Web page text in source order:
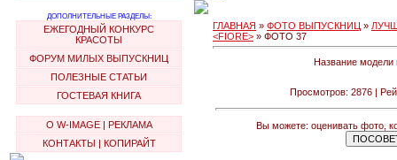
ДОПОЛНИТЕЛЬНЫЕ РАЗДЕЛЫ:
ЕЖЕГОДНЫЙ КОНКУРС
КРАСОТЫ
ФОРУМ МИЛЫХ ВЫПУСКНИЦ
ПОЛЕЗНЫЕ СТАТЬИ
ГОСТЕВАЯ КНИГА
О W-IMAGE| РЕКЛАМА
КОНТАКТЫ | КОПИРАЙТ
ГЛАВНАЯ » ФОТО ВЫПУСКНИЦ »
<FIORE> » ФОТО 37
Название модели
Просмотров: 2876 |
Вы можете: оценивать фото,